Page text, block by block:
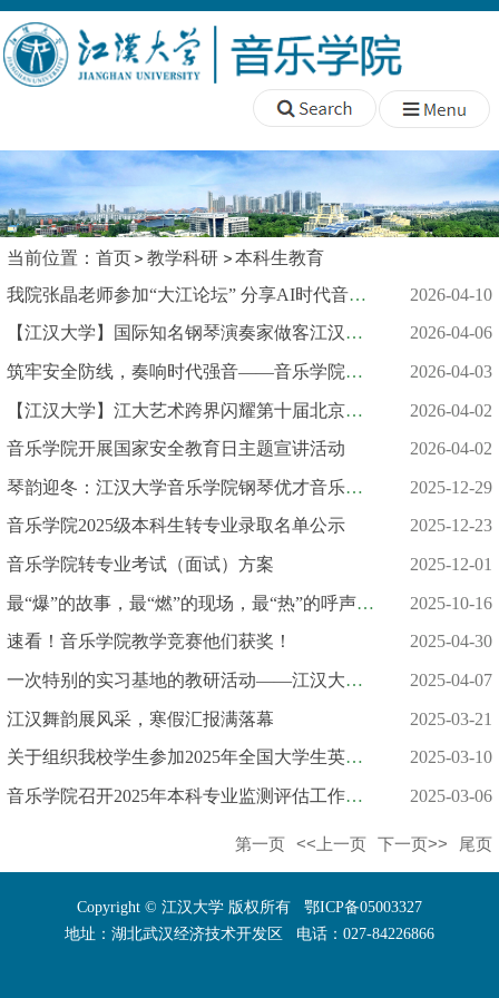
当前位置： 首页 教学科研
本科生教育
我院张晶老师参加“大江论坛” 分享AI时代音乐创作前沿思考
2026-04-10
【江汉大学】国际知名钢琴演奏家做客江汉大讲坛 2026-04-06
筑牢安全防线，奏响时代强音——音乐学院国家安全主题班会全覆盖 2026-04-03
【江汉大学】江大艺术跨界闪耀第十届北京国际美术双年展 2026-04-02
音乐学院开展国家安全教育日主题宣讲活动 2026-04-02
琴韵迎冬：江汉大学音乐学院钢琴优才音乐会圆满落幕 2025-12-29
音乐学院2025级本科生转专业录取名单公示 2025-12-23
音乐学院转专业考试（面试）方案 2025-12-01
最“爆”的故事，最“燃”的现场，最“热”的呼声……“青春华章... 2025-10-16
速看！音乐学院教学竞赛他们获奖！ 2025-04-30
一次特别的实习基地的教研活动——江汉大学督导走进武汉经开区第一... 2025-04-07
江汉舞韵展风采，寒假汇报满落幕 2025-03-21
关于组织我校学生参加2025年全国大学生英语竞赛的通知 2025-03-10
音乐学院召开2025年本科专业监测评估工作部署会 2025-03-06
第一页 <<上一页 下一页>> 尾页
Copyright © 江汉大学 版权所有 鄂ICP备05003327
地址：湖北武汉经济技术开发区 电话：027-84226866